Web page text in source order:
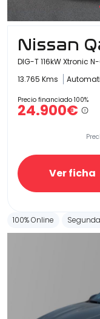
Kilómetros
Combustible
(Elige una o
Etiqueta
Nissan
DIG-T 116kW Xtronic
13.765 Kms
Precio financiado 100%
24.900€
Ver ficha
100% Online